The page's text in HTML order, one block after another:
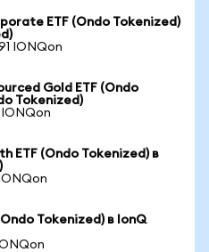
ETF (Ondo Tokenized)
IONQon
Gold ETF (Ondo
Tokenized)
IONQon
ETF (Ondo Tokenized) в
Tokenized) в IonQ